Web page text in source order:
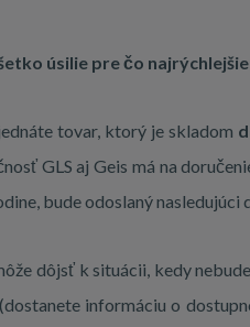
úsilie pre čo
tovar, ktorý je skladom
GLS aj Geis má na
bude odoslaný nasledujúci
dôjsť k situácii, kedy
informáciu o